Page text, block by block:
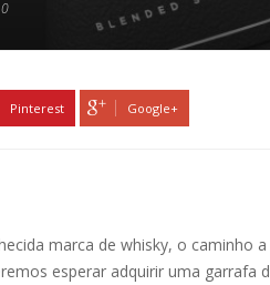
0
Pinterest Google+
marca de whisky, o caminho
esperar adquirir uma garrafa